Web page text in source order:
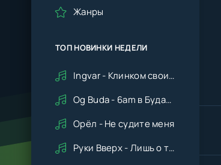
Жанры
ТОП НОВИНКИ НЕДЕЛИ
Ingvar - Клинком своим ударишь ты по сердцу мне
Og Buda - 6am в Будапеште
Орёл - Не судите меня
Руки Вверх - Лишь о тебе мечтая (Remix cover Deep House)